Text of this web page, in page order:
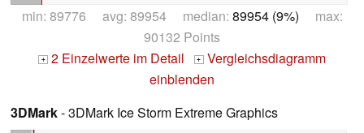
min: 89776 avg: 89954 median: 89954 (9%) max:
90132 Points
+ 2 Einzelwerte im Detail + Vergleichsdiagramm
einblenden
3DMark- 3DMark Ice Storm Extreme Graphics